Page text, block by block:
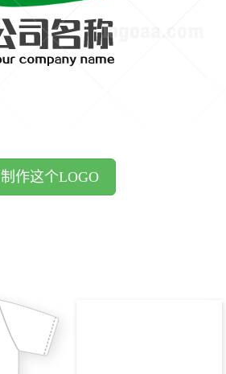
制作这个LOGO